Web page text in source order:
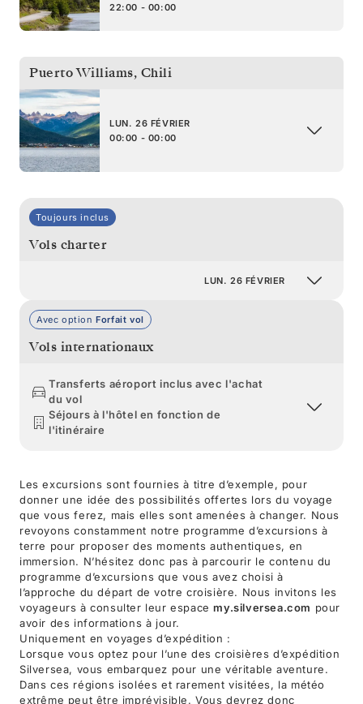
22:00 - 00:00
Puerto Williams, Chili
LUN. 26 FÉVRIER
00:00 - 00:00
Toujours inclus
Vols charter
LUN. 26 FÉVRIER
Avec option Forfait vol
Vols internationaux
Transferts aéroport inclus avec l'achat
du vol
Séjours à l'hôtel en fonction de
l'itinéraire
Les excursions sont fournies à titre d’exemple, pour
donner une idée des possibilités offertes lors du voyage
que vous ferez, mais elles sont amenées à changer. Nous
revoyons constamment notre programme d’excursions à
terre pour proposer des moments authentiques, en
immersion. N’hésitez donc pas à parcourir le contenu du
programme d’excursions que vous avez choisi à
l’approche du départ de votre croisière. Nous invitons les
voyageurs à consulter leur espacemy.silversea.com pour
avoir des informations à jour.
Uniquement en voyages d’expédition :
Lorsque vous optez pour l’une des croisières d’expédition
Silversea, vous embarquez pour une véritable aventure.
Dans ces régions isolées et rarement visitées, la météo
extrême peut être imprévisible. Vous devrez donc